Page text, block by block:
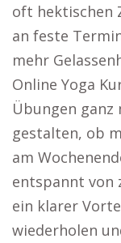
oft hektischen
an feste
mehr
Online Yoga
Übungen ganz
gestalten, ob
am
entspannt von
ein klarer
wiederholen